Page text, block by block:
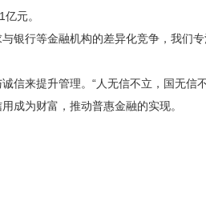
元。
银行等金融机构的差异化竞争，我们
信来提升管理。 “人无信不立，国无信
成为财富，推动普惠金融的实现。